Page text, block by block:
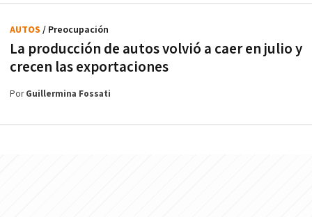
La producción de autos volvió a caer en julio y
crecen las exportaciones
AUTOS / Preocupación
PorGuillermina Fossati